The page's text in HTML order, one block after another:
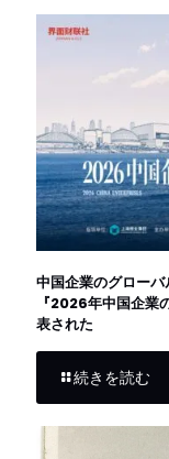
中国企業のグロー
『2026年中国企業
表された
続きを読む